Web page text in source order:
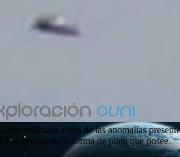
realizada a una de las anomalías
sorprendente la forma de plato que posee.